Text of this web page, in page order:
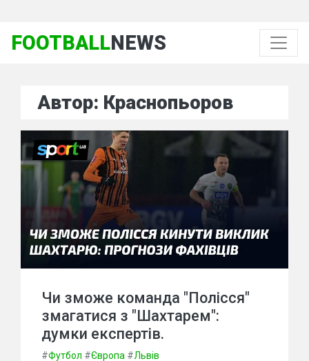
FOOTBALLNEWS
Автор: Краснопьоров
Чи зможе команда "Полісся"
змагатися з "Шахтарем":
думки експертів.
#Футбол #Європа #Львів